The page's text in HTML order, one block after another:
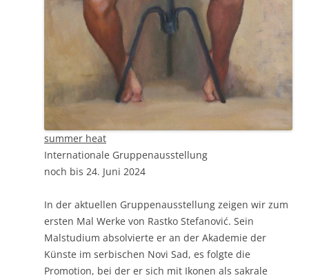
summer heat
Internationale Gruppenausstellung
noch bis 24. Juni 2024
In der aktuellen Gruppenausstellung zeigen wir zum
ersten Mal Werke von Rastko Stefanović. Sein
Malstudium absolvierte er an der Akademie der
Künste im serbischen Novi Sad, es folgte die
Promotion, bei der er sich mit Ikonen als sakrale